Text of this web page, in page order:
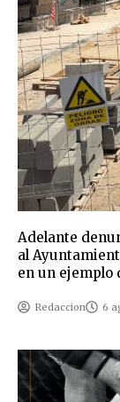
Adelante
al
en un ejemplo
Redaccion 6